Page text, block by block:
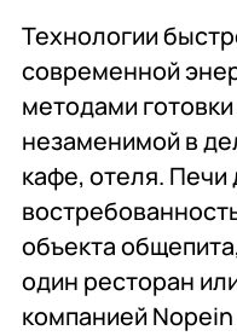
Технологии
современной
методами
незаменимой в
кафе, отеля.
объекта
один ресторан
компанией